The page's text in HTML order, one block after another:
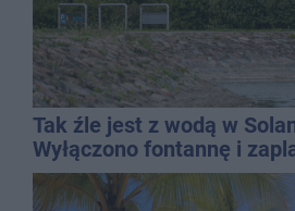
Tak źle jest z wodą w
Wyłączono fontannę i
dolewkę